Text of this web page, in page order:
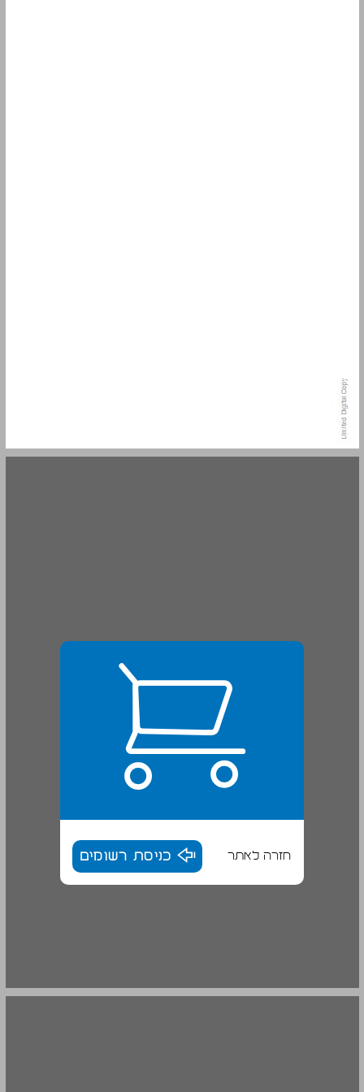
חזרה לאתר כניסת רשומים